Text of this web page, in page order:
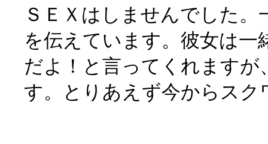
ＳＥＸはしませんでした。
を伝えています。彼女は一
だよ！と言ってくれますが
す。とりあえず今からスク